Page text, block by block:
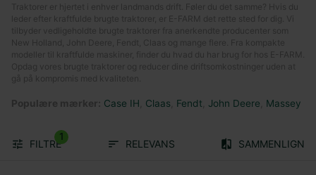
Traktorer er hjertet i enhver landmands drift. Føler du det samme? Hvis du
leder efter kraftfulde brugte traktorer, er E-FARM det rette sted for dig. Vi
tilbyder vedligeholdte brugte traktorer fra anerkendte producenter som
New Holland, John Deere, Fendt, Claas og mange flere. Fra kompakte
modeller til kraftfulde maskiner, finder du hvad du har brug for hos E-FARM.
Opdag vores brugte traktorer og reducer dine driftsomkostninger uden at
gå på kompromis med kvaliteten.
Populære mærker Case IH Claas Fendt John Deere Massey
FILTRE
1
RELEVANS SAMMENLIGN